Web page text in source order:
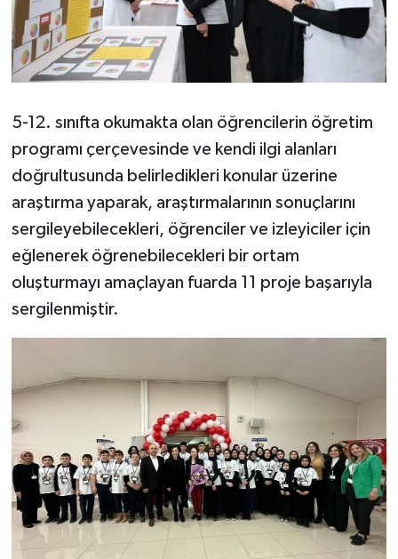
5-12. sınıfta okumakta olan öğrencilerin öğretim
programı çerçevesinde ve kendi ilgi alanları
doğrultusunda belirledikleri konular üzerine
araştırma yaparak, araştırmalarının sonuçlarını
sergileyebilecekleri, öğrenciler ve izleyiciler için
eğlenerek öğrenebilecekleri bir ortam
oluşturmayı amaçlayan fuarda 11 proje başarıyla
sergilenmiştir.